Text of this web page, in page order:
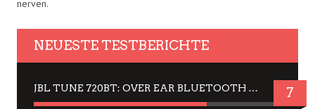
nerven.
NEUESTE TESTBERICHTE
JBL TUNE 720BT: OVER EAR BLUETOOTH KOPFHÖRER UM DIE 50,-€ IM DAUER-TEST 7